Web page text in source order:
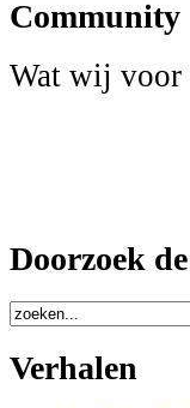
Community
Wat wij voor
Doorzoek
Verhalen